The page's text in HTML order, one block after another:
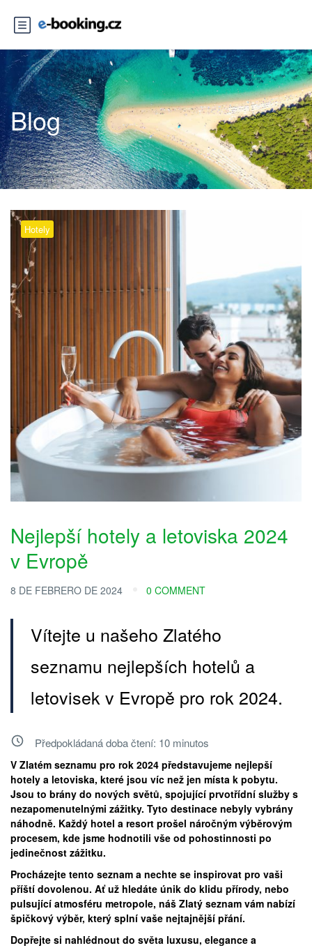
Blog
Hotely
Nejlepší hotely a letoviska 2024
v Evropě
8 DE FEBRERO DE 2024 0 COMMENT
Vítejte u našeho Zlatého
seznamu nejlepších hotelů a
letovisek v Evropě pro rok 2024.
Předpokládaná doba čtení: 10 minutos
V Zlatém seznamu pro rok 2024 představujeme nejlepší
hotely a letoviska, které jsou víc než jen místa k pobytu.
Jsou to brány do nových světů, spojující prvotřídní služby s
nezapomenutelnými zážitky. Tyto destinace nebyly vybrány
náhodně. Každý hotel a resort prošel náročným výběrovým
procesem, kde jsme hodnotili vše od pohostinnosti po
jedinečnost zážitku.
Procházejte tento seznam a nechte se inspirovat pro vaši
příští dovolenou. Ať už hledáte únik do klidu přírody, nebo
pulsující atmosféru metropole, náš Zlatý seznam vám nabízí
špičkový výběr, který splní vaše nejtajnější přání.
Dopřejte si nahlédnout do světa luxusu, elegance a